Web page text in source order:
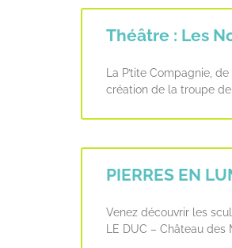
Théâtre : Les
La P’tite Compagnie,
création de la troupe de
PIERRES EN
Venez découvrir les
LE DUC – Château des